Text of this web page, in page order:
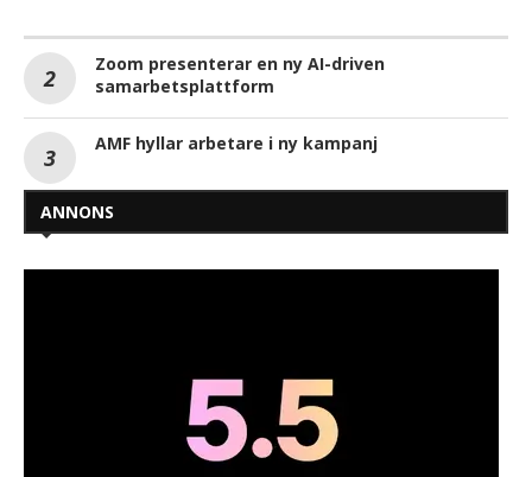
Zoom presenterar en ny AI-driven
samarbetsplattform
AMF hyllar arbetare i ny kampanj
ANNONS